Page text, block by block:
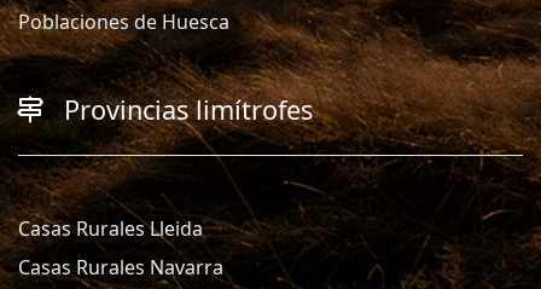
Poblaciones de Huesca
Provincias limítrofes
Casas Rurales Lleida
Casas Rurales Navarra